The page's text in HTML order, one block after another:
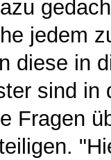
jedem
diese in
sind in
Fragen